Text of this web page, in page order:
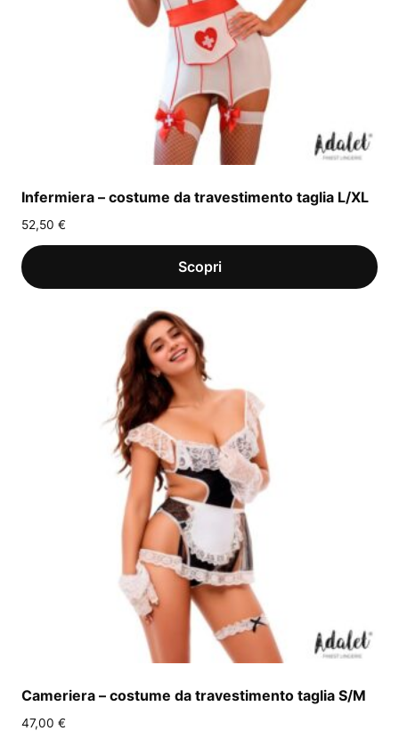
Infermiera – costume da travestimento taglia L/XL
52,50 €
Cameriera – costume da travestimento taglia S/M
47,00 €